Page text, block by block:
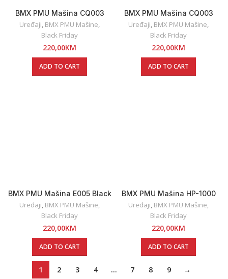
BMX PMU Mašina CQ003
Silver
Uređaji, BMX PMU Mašine,
Black Friday
220,00KM
ADD TO CART
BMX PMU Mašina CQ003
Silver Rot
Uređaji, BMX PMU Mašine,
Black Friday
220,00KM
ADD TO CART
BMX PMU Mašina E005 Black
Uređaji, BMX PMU Mašine,
Black Friday
220,00KM
ADD TO CART
BMX PMU Mašina HP-1000
Golden
Uređaji, BMX PMU Mašine,
Black Friday
220,00KM
ADD TO CART
1 2 3 4 … 7 8 9 →